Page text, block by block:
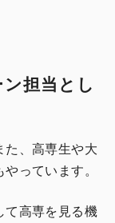
担当とし
た、高専生や大
っています。
て高専を見る機